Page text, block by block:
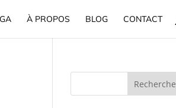
À PROPOS BLOG CONTACT